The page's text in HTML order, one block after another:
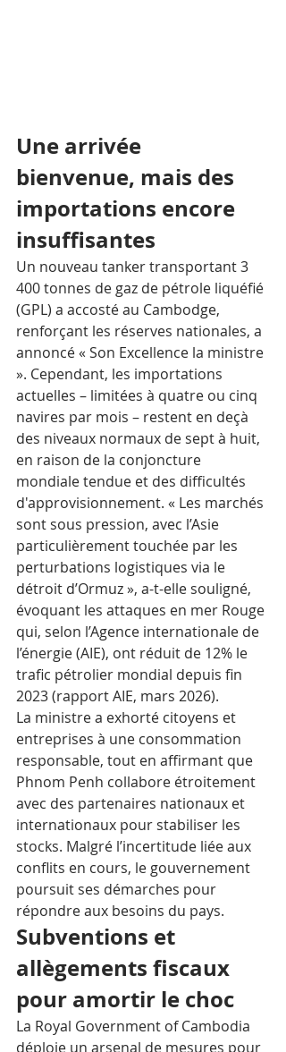
Une arrivée
bienvenue, mais des
importations encore
insuffisantes
Un nouveau tanker transportant 3
400 tonnes de gaz de pétrole liquéfié
(GPL) a accosté au Cambodge,
renforçant les réserves nationales, a
annoncé « Son Excellence la ministre
». Cependant, les importations
actuelles – limitées à quatre ou cinq
navires par mois – restent en deçà
des niveaux normaux de sept à huit,
en raison de la conjoncture
mondiale tendue et des difficultés
d'approvisionnement. « Les marchés
sont sous pression, avec l’Asie
particulièrement touchée par les
perturbations logistiques via le
détroit d’Ormuz », a-t-elle souligné,
évoquant les attaques en mer Rouge
qui, selon l’Agence internationale de
l’énergie (AIE), ont réduit de 12% le
trafic pétrolier mondial depuis fin
2023 (rapport AIE, mars 2026).
La ministre a exhorté citoyens et
entreprises à une consommation
responsable, tout en affirmant que
Phnom Penh collabore étroitement
avec des partenaires nationaux et
internationaux pour stabiliser les
stocks. Malgré l’incertitude liée aux
conflits en cours, le gouvernement
poursuit ses démarches pour
répondre aux besoins du pays.
Subventions et
allègements fiscaux
pour amortir le choc
La Royal Government of Cambodia
déploie un arsenal de mesures pour